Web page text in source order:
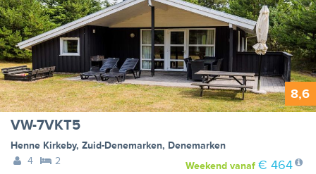
8,6
VW-7VKT5
Henne Kirkeby, Zuid-Denemarken, Denemarken
4
2 Weekendvanaf € 464